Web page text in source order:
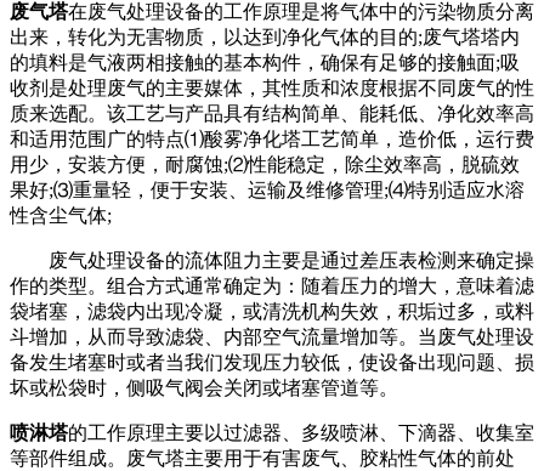
废气塔在废气处理设备的工作原理是将气体中的污染物质分离
出来，转化为无害物质，以达到净化气体的目的;废气塔塔内
的填料是气液两相接触的基本构件，确保有足够的接触面;吸
收剂是处理废气的主要媒体，其性质和浓度根据不同废气的性
质来选配。该工艺与产品具有结构简单、能耗低、净化效率高
和适用范围广的特点⑴酸雾净化塔工艺简单，造价低，运行费
用少，安装方便，耐腐蚀;⑵性能稳定，除尘效率高，脱硫效
果好;⑶重量轻，便于安装、运输及维修管理;⑷特别适应水溶
性含尘气体;
废气处理设备的流体阻力主要是通过差压表检测来确定操
作的类型。组合方式通常确定为：随着压力的增大，意味着滤
袋堵塞，滤袋内出现冷凝，或清洗机构失效，积垢过多，或料
斗增加，从而导致滤袋、内部空气流量增加等。当废气处理设
备发生堵塞时或者当我们发现压力较低，使设备出现问题、损
坏或松袋时，侧吸气阀会关闭或堵塞管道等。
喷淋塔的工作原理主要以过滤器、多级喷淋、下滴器、收集室
等部件组成。废气塔主要用于有害废气、胶粘性气体的前处